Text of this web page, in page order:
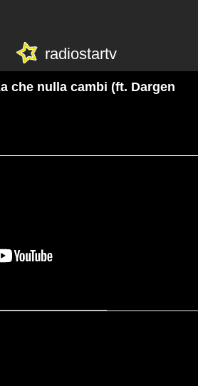
radiostartv
che nulla cambi (ft. Dargen